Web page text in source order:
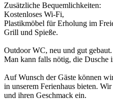
Zusätzliche Bequemlichkeiten:
Kostenloses Wi-Fi,
Plastikmöbel für Erholung im
Grill und Spieße.
Outdoor WC, neu und gut gebaut.
Man kann falls nötig, die Dusche
Auf Wunsch der Gäste können
in unserem Ferienhaus bieten.
und ihren Geschmack ein.